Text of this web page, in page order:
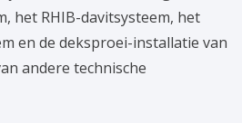
het RHIB-davitsysteem, het
en de deksproei-installatie van
andere technische